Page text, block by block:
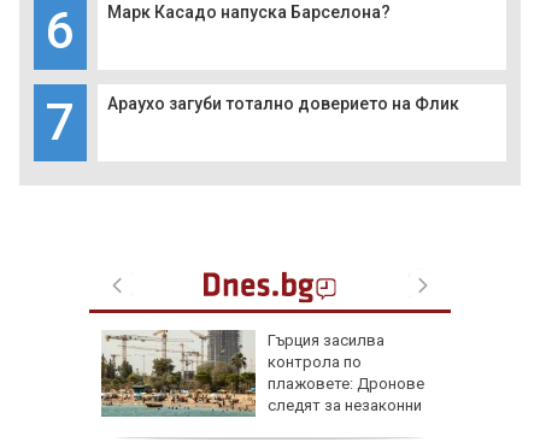
6 Марк Касадо напуска Барселона?
7 Араухо загуби тотално доверието на Флик
Гърция засилва
контрола по
плажовете: Дронове
следят за незаконни